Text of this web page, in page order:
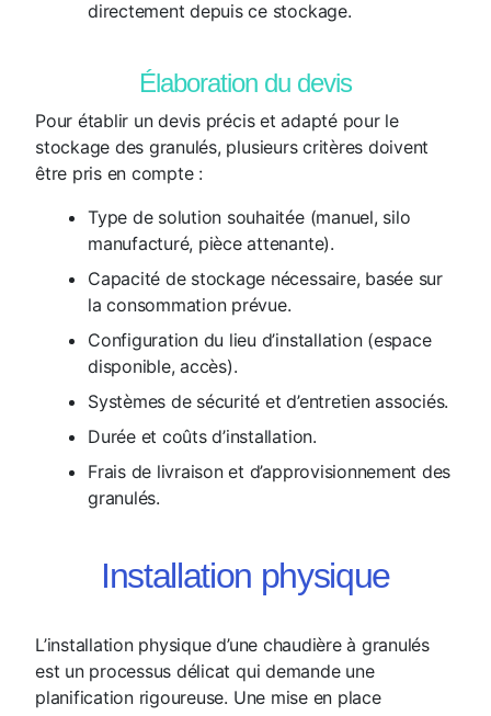
directement depuis ce stockage.
Élaboration du devis
Pour établir un devis précis et adapté pour le
stockage des granulés, plusieurs critères doivent
être pris en compte :
Type de solution souhaitée (manuel, silo
manufacturé, pièce attenante).
Capacité de stockage nécessaire, basée sur
la consommation prévue.
Configuration du lieu d’installation (espace
disponible, accès).
Systèmes de sécurité et d’entretien associés.
Durée et coûts d’installation.
Frais de livraison et d’approvisionnement des
granulés.
Installation physique
L’installation physique d’une chaudière à granulés
est un processus délicat qui demande une
planification rigoureuse. Une mise en place